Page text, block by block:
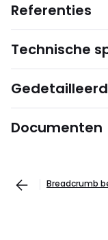
Referenties
Technische
Documenten
Breadcrumb